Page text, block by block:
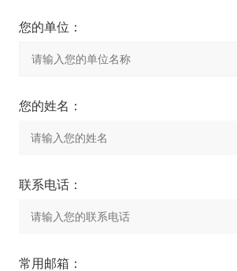
您的单位：
您的姓名：
联系电话：
常用邮箱：